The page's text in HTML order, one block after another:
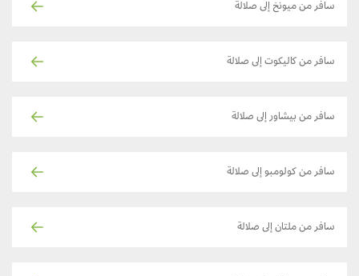
سافر من ميونخ إلى صلالة
سافر من كاليكوت إلى صلالة
سافر من بيشاور إلى صلالة
سافر من كولومبو إلى صلالة
سافر من ملتان إلى صلالة